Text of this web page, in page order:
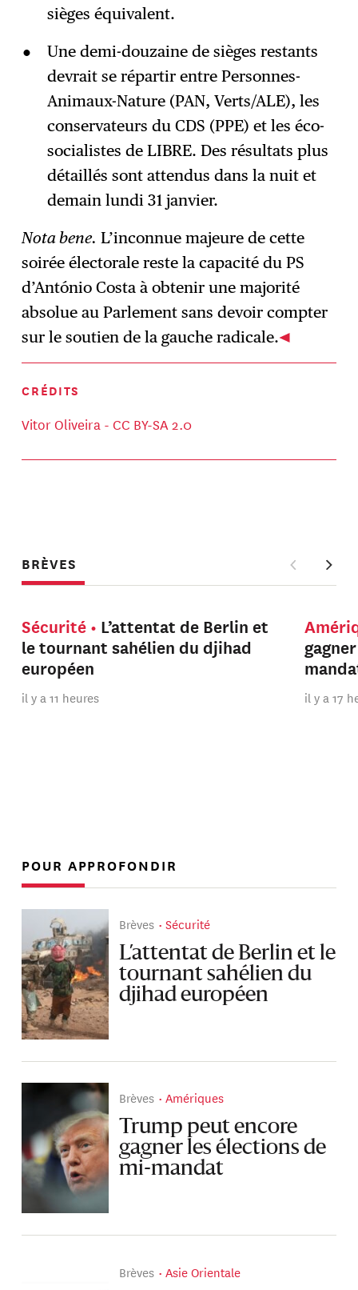
sièges équivalent.
Une demi-douzaine de sièges restants
devrait se répartir entre Personnes-
Animaux-Nature (PAN, Verts/ALE), les
conservateurs du CDS (PPE) et les éco-
socialistes de LIBRE. Des résultats plus
détaillés sont attendus dans la nuit et
demain lundi 31 janvier.
Nota bene. L’inconnue majeure de cette
soirée électorale reste la capacité du PS
d’António Costa à obtenir une majorité
absolue au Parlement sans devoir compter
sur le soutien de la gauche radicale.
CRÉDITS
Vitor Oliveira - CC BY-SA 2.0
BRÈVES
Sécurité
L’attentat de Berlin et
le tournant sahélien du djihad
européen
il y a 11 heures il y a 17
POUR APPROFONDIR
Brèves Sécurité
L’attentat de Berlin et le
tournant sahélien du
djihad européen
Brèves Amériques
Trump peut encore
gagner les élections de
mi-mandat
Brèves Asie Orientale